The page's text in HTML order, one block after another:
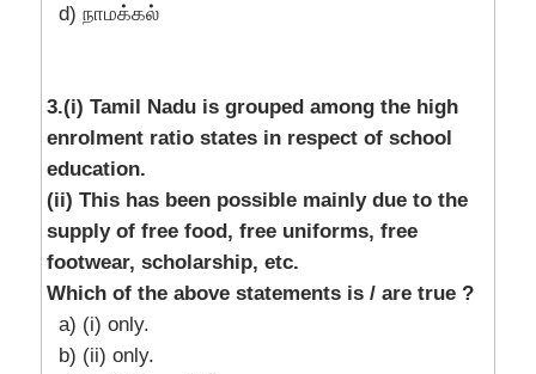
d) நாமக்கல்
3.(i) Tamil Nadu is grouped among the high
enrolment ratio states in respect of school
education.
(ii) This has been possible mainly due to the
supply of free food, free uniforms, free
footwear, scholarship, etc.
Which of the above statements is / are true ?
a) (i) only.
b) (ii) only.